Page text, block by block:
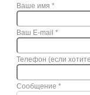
Ваше имя *
Ваш E-mail *
Телефон (если
Сообщение *